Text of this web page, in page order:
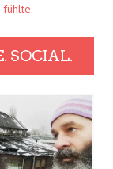
fühlte.
SOCIAL.